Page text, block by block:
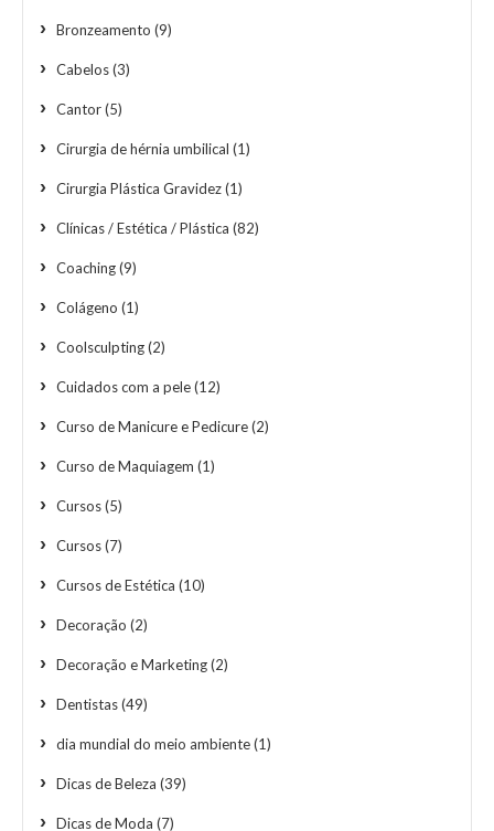
Bronzeamento (9)
Cabelos(3)
Cantor(5)
Cirurgia de hérnia umbilical (1)
Cirurgia Plástica Gravidez(1)
Clínicas / Estética / Plástica (82)
Coaching(9)
Colágeno (1)
Coolsculpting(2)
Cuidados com a pele(12)
Curso de Manicure e Pedicure(2)
Curso de Maquiagem (1)
Cursos(5)
Cursos(7)
Cursos de Estética (10)
Decoração (2)
Decoração e Marketing(2)
Dentistas(49)
dia mundial do meio ambiente(1)
Dicas de Beleza (39)
Dicas de Moda (7)